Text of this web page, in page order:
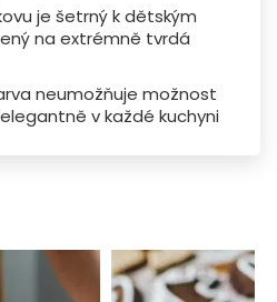
je šetrný k dětským
na extrémně tvrdá
neumožňuje možnost
v každé kuchyni